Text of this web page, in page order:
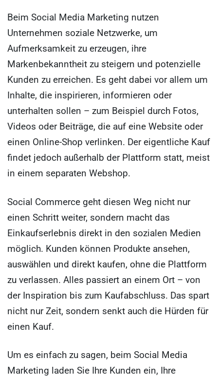
Beim Social Media Marketing nutzen
Unternehmen soziale Netzwerke, um
Aufmerksamkeit zu erzeugen, ihre
Markenbekanntheit zu steigern und potenzielle
Kunden zu erreichen. Es geht dabei vor allem um
Inhalte, die inspirieren, informieren oder
unterhalten sollen – zum Beispiel durch Fotos,
Videos oder Beiträge, die auf eine Website oder
einen Online-Shop verlinken. Der eigentliche Kauf
findet jedoch außerhalb der Plattform statt, meist
in einem separaten Webshop.
Social Commerce geht diesen Weg nicht nur
einen Schritt weiter, sondern macht das
Einkaufserlebnis direkt in den sozialen Medien
möglich. Kunden können Produkte ansehen,
auswählen und direkt kaufen, ohne die Plattform
zu verlassen. Alles passiert an einem Ort – von
der Inspiration bis zum Kaufabschluss. Das spart
nicht nur Zeit, sondern senkt auch die Hürden für
einen Kauf.
Um es einfach zu sagen, beim Social Media
Marketing laden Sie Ihre Kunden ein, Ihre